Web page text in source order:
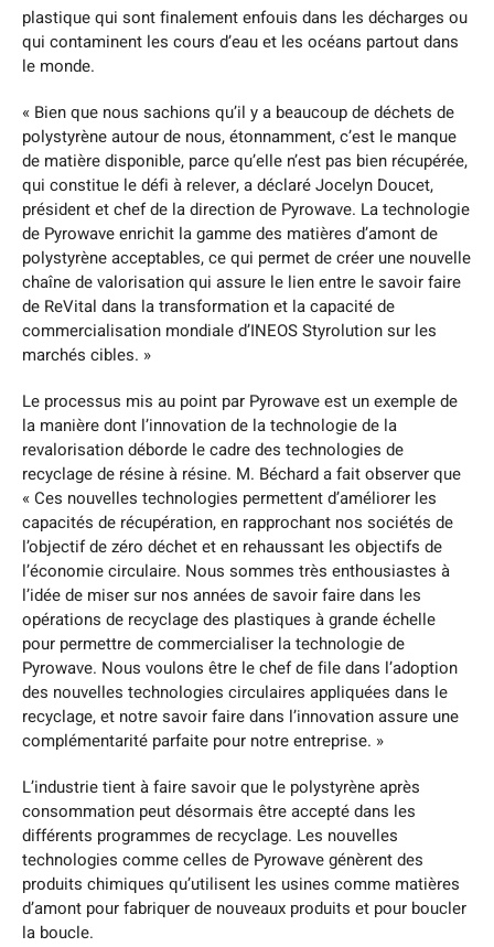
plastique qui sont finalement enfouis dans les décharges ou
qui contaminent les cours d’eau et les océans partout dans
le monde.
« Bien que nous sachions qu’il y a beaucoup de déchets de
polystyrène autour de nous, étonnamment, c’est le manque
de matière disponible, parce qu’elle n’est pas bien récupérée,
qui constitue le défi à relever, a déclaré Jocelyn Doucet,
président et chef de la direction de Pyrowave. La technologie
de Pyrowave enrichit la gamme des matières d’amont de
polystyrène acceptables, ce qui permet de créer une nouvelle
chaîne de valorisation qui assure le lien entre le savoir faire
de ReVital dans la transformation et la capacité de
commercialisation mondiale d’INEOS Styrolution sur les
marchés cibles. »
Le processus mis au point par Pyrowave est un exemple de
la manière dont l’innovation de la technologie de la
revalorisation déborde le cadre des technologies de
recyclage de résine à résine. M. Béchard a fait observer que
« Ces nouvelles technologies permettent d’améliorer les
capacités de récupération, en rapprochant nos sociétés de
l’objectif de zéro déchet et en rehaussant les objectifs de
l’économie circulaire. Nous sommes très enthousiastes à
l’idée de miser sur nos années de savoir faire dans les
opérations de recyclage des plastiques à grande échelle
pour permettre de commercialiser la technologie de
Pyrowave. Nous voulons être le chef de file dans l’adoption
des nouvelles technologies circulaires appliquées dans le
recyclage, et notre savoir faire dans l’innovation assure une
complémentarité parfaite pour notre entreprise. »
L’industrie tient à faire savoir que le polystyrène après
consommation peut désormais être accepté dans les
différents programmes de recyclage. Les nouvelles
technologies comme celles de Pyrowave génèrent des
produits chimiques qu’utilisent les usines comme matières
d’amont pour fabriquer de nouveaux produits et pour boucler
la boucle.